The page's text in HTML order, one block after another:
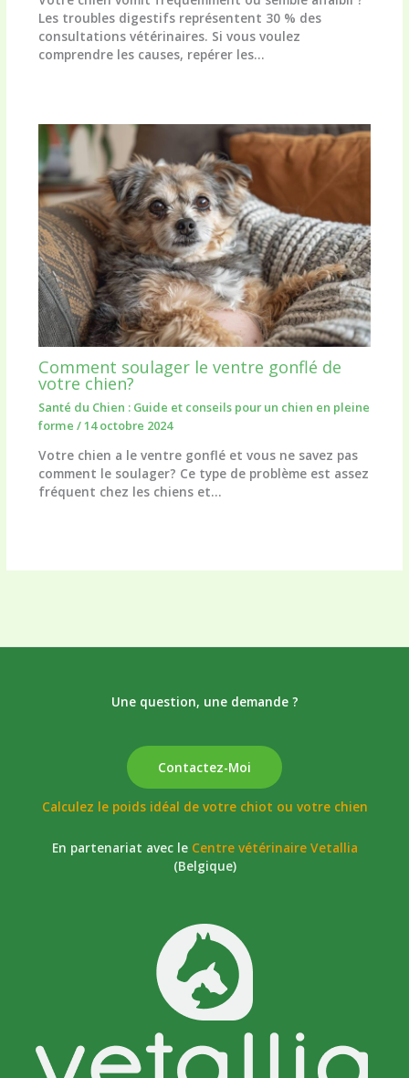
Les troubles digestifs représentent 30 % des
consultations vétérinaires. Si vous voulez
comprendre les causes, repérer les…
Comment soulager le ventre gonflé de
votre chien?
Santé du Chien : Guide et conseils pour un chien en pleine
forme /14 octobre 2024
Votre chien a le ventre gonflé et vous ne savez pas
comment le soulager? Ce type de problème est assez
fréquent chez les chiens et…
Une question, une demande ?
Contactez-Moi
Calculez le poids idéal de votre chiot ou votre chien
En partenariat avec le Centre vétérinaire Vetallia
(Belgique)